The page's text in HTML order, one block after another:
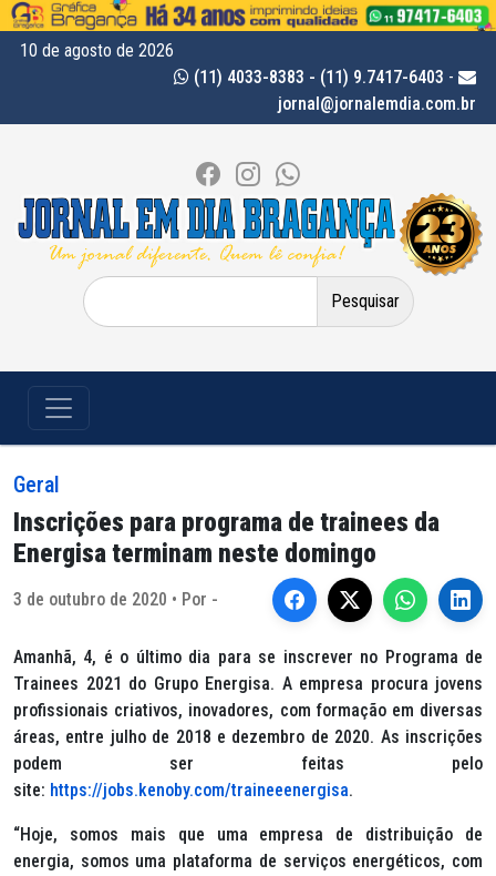
10 de agosto de 2026
(11) 4033-8383 - (11) 9.7417-6403 -
jornal@jornalemdia.com.br
Pesquisar
por:
Geral
Inscrições para programa de trainees da
Energisa terminam neste domingo
3 de outubro de 2020 • Por -
Amanhã, 4, é o último dia para se inscrever no Programa de
Trainees 2021 do Grupo Energisa. A empresa procura jovens
profissionais criativos, inovadores, com formação em diversas
áreas, entre julho de 2018 e dezembro de 2020. As inscrições
podem ser feitas pelo
site: https://jobs.kenoby.com/traineeenergisa.
“Hoje, somos mais que uma empresa de distribuição de
energia, somos uma plataforma de serviços energéticos, com